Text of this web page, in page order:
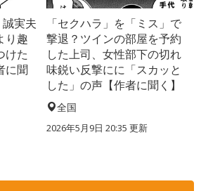
誠実夫
り趣
けた
に聞
「セクハラ」を「ミス」で
撃退？ツインの部屋を予約
した上司、女性部下の切れ
味鋭い反撃にに「スカッと
した」の声【作者に聞く】
全国
2026年5月9日 20:35 更新